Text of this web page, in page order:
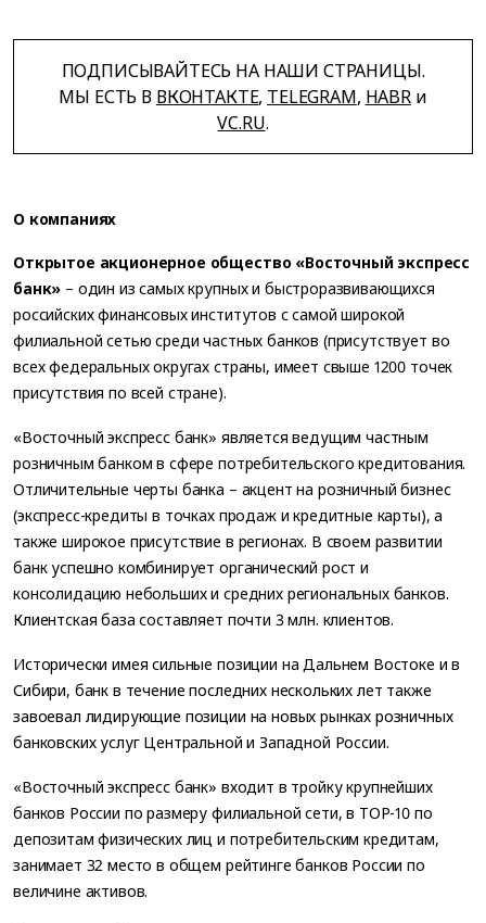
ПОДПИСЫВАЙТЕСЬ НА НАШИ СТРАНИЦЫ.
МЫ ЕСТЬ В ВКОНТАКТЕ, TELEGRAM, HABRи
VC.RU.
О компаниях
Открытое акционерное общество «Восточный экспресс
банк» – один из самых крупных и быстроразвивающихся
российских финансовых институтов с самой широкой
филиальной сетью среди частных банков (присутствует во
всех федеральных округах страны, имеет свыше 1200 точек
присутствия по всей стране).
«Восточный экспресс банк» является ведущим частным
розничным банком в сфере потребительского кредитования.
Отличительные черты банка – акцент на розничный бизнес
(экспресс-кредиты в точках продаж и кредитные карты), а
также широкое присутствие в регионах. В своем развитии
банк успешно комбинирует органический рост и
консолидацию небольших и средних региональных банков.
Клиентская база составляет почти 3 млн. клиентов.
Исторически имея сильные позиции на Дальнем Востоке и в
Сибири, банк в течение последних нескольких лет также
завоевал лидирующие позиции на новых рынках розничных
банковских услуг Центральной и Западной России.
«Восточный экспресс банк» входит в тройку крупнейших
банков России по размеру филиальной сети, в ТОР-10 по
депозитам физических лиц и потребительским кредитам,
занимает 32 место в общем рейтинге банков России по
величине активов.